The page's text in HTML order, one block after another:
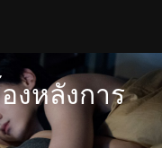
งหลังการ